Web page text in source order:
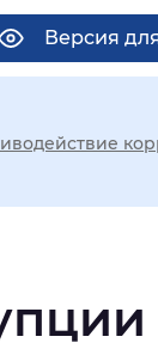
Версия